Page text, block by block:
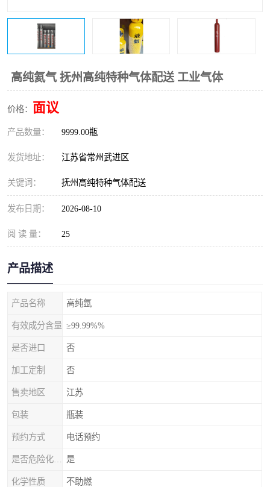
高纯氦气 抚州高纯特种气体配送 工业气体
价格： 面议
产品数量： 9999.00瓶
发货地址： 江苏省常州武进区
关键词： 抚州高纯特种气体配送
发布日期： 2026-08-10
阅 读 量： 25
产品描述
产品名称 高纯氩
有效成分含量 ≥99.99%%
是否进口 否
加工定制 否
售卖地区 江苏
包装 瓶装
预约方式 电话预约
是
化学性质 不助燃